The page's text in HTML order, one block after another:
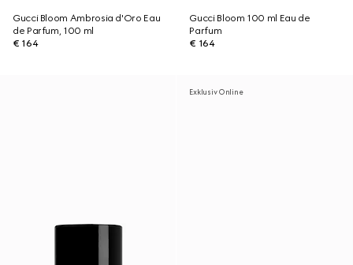
Gucci Bloom Ambrosia d'Oro Eau
de Parfum, 100 ml
€ 164
Gucci Bloom 100 ml Eau de
Parfum
€ 164
Exklusiv Online